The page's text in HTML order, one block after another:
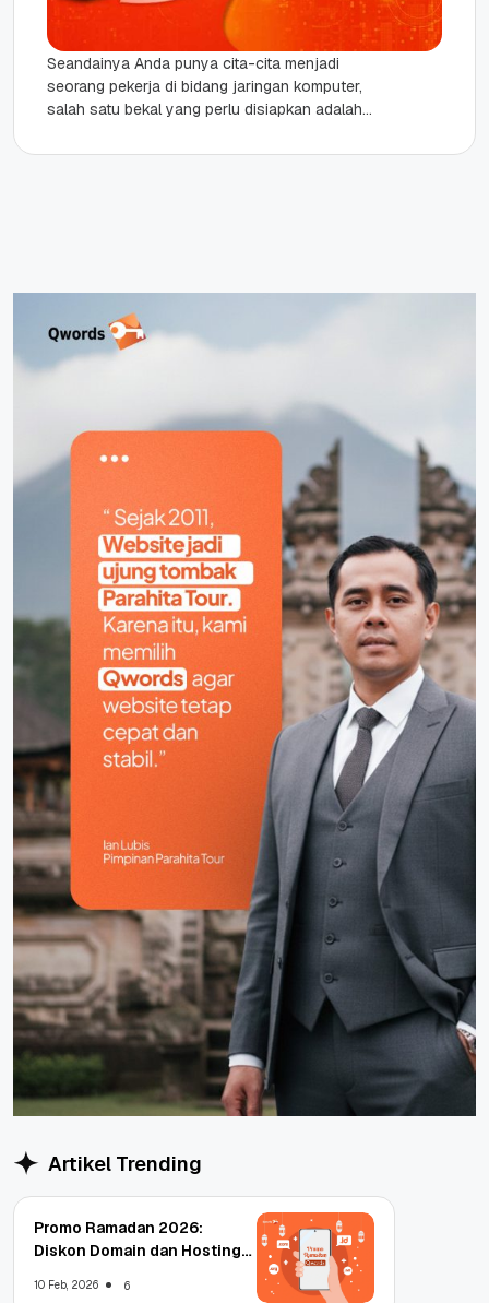
Seandainya Anda punya cita-cita menjadi
seorang pekerja di bidang jaringan komputer,
salah satu bekal yang perlu disiapkan adalah
Gateway ini...
Artikel Trending
Promo Ramadan 2026:
Diskon Domain dan Hosting
10 Feb, 2026 6